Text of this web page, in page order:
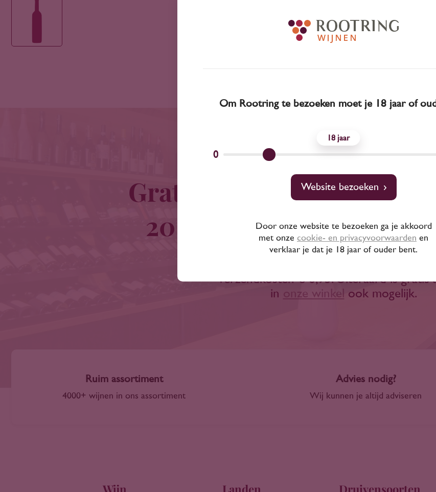
Gratis bezorgd binnen
20 km of bij besteding
verzendkosten € 6,95. Uiteraard is gratis
in onze winkel ook mogelijk.
Ruim assortiment
4000+ wijnen in ons assortiment
Advies nodig?
Wij kunnen je altijd adviseren
Wijn Landen Druivensoorten
Om Rootring te bezoeken moet je 18 jaar of
0
18
Website bezoeken
Door onze website te bezoeken ga je akkoord
met onze cookie- en privacyvoorwaarden en
verklaar je dat je 18 jaar of ouder bent.